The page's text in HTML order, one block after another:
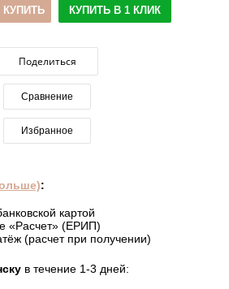
КУПИТЬ КУПИТЬ В 1 КЛИК
Поделиться
Сравнение
Избранное
:
картой
«Расчет» (ЕРИП)
(расчет при получении)
в течение 1-3 дней: